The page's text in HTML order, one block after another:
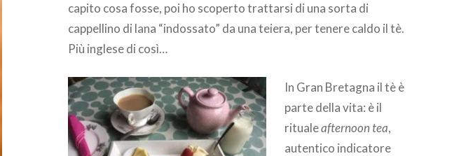
capito cosa fosse, poi ho scoperto trattarsi di una sorta di
cappellino di lana “indossato” da una teiera, per tenere caldo il tè.
Più inglese di così…
In Gran Bretagna il tè è
parte della vita: è il
ritualeafternoon tea,
autentico indicatore